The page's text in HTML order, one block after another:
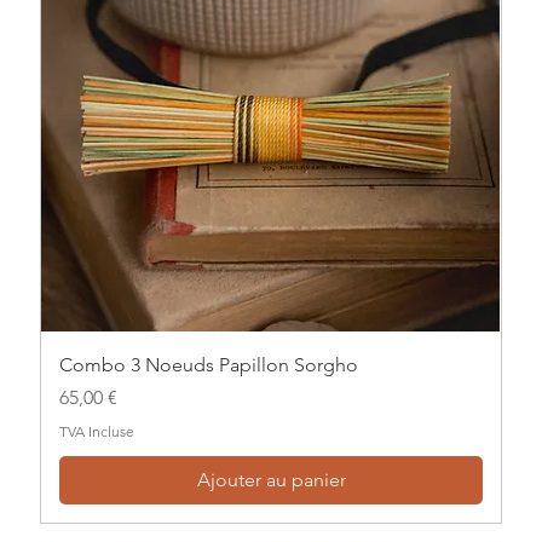
Combo 3 Noeuds Papillon Sorgho
Prix
65,00 €
TVA Incluse
Ajouter au panier